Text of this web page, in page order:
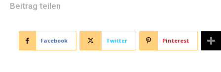
Beitrag teilen
Facebook Twitter Pinterest